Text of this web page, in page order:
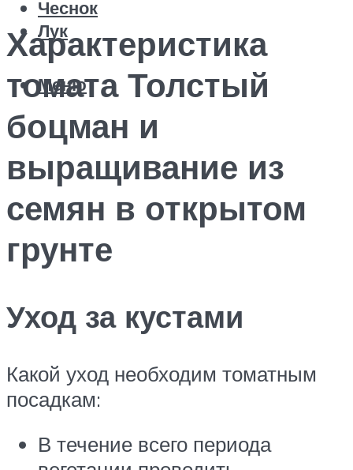
Чеснок
Лук
Меню
Характеристика
томата Толстый
боцман и
выращивание из
семян в открытом
грунте
Уход за кустами
Какой уход необходим томатным
посадкам:
В течение всего периода